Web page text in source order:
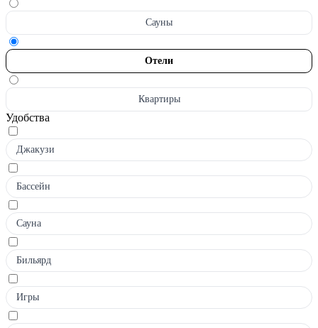
Сауны
Отели
Квартиры
Удобства
Джакузи
Бассейн
Сауна
Бильярд
Игры